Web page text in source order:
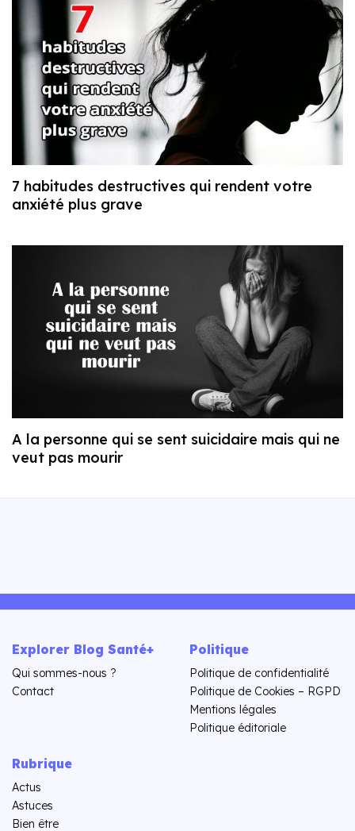
7 habitudes destructives qui rendent votre
anxiété plus grave
A la personne qui se sent suicidaire mais qui ne
veut pas mourir
Explorer Blog Santé+
Qui sommes-nous ?
Contact
Politique
Politique de confidentialité
Politique de Cookies – RGPD
Mentions légales
Politique éditoriale
Rubrique
Actus
Astuces
Bien être